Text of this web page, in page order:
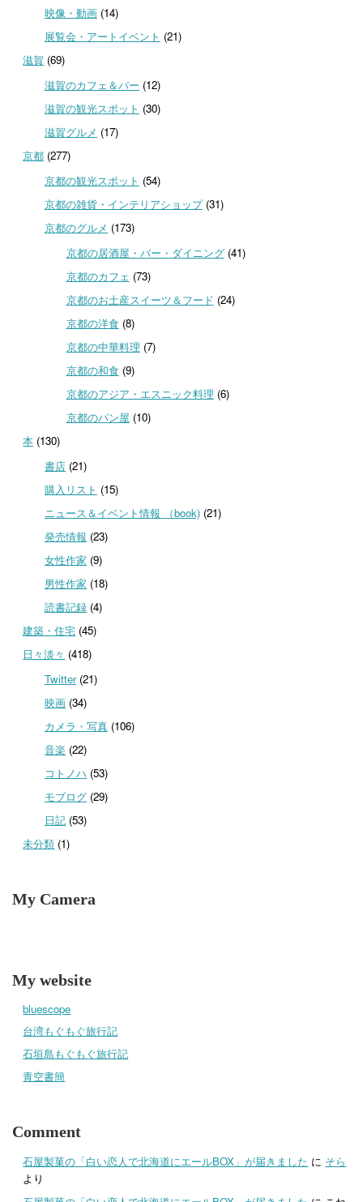
映像・動画(14)
展覧会・アートイベント (21)
滋賀 (69)
滋賀のカフェ＆バー (12)
滋賀の観光スポット (30)
滋賀グルメ (17)
京都 (277)
京都の観光スポット (54)
京都の雑貨・インテリアショップ(31)
京都のグルメ (173)
京都の居酒屋・バー・ダイニング(41)
京都のカフェ (73)
京都のお土産スイーツ＆フード (24)
京都の洋食 (8)
京都の中華料理 (7)
京都の和食 (9)
京都のアジア・エスニック料理 (6)
京都のパン屋 (10)
本 (130)
書店(21)
購入リスト (15)
ニュース＆イベント情報 （book)(21)
発売情報 (23)
女性作家 (9)
男性作家 (18)
読書記録(4)
建築・住宅 (45)
日々淡々 (418)
Twitter(21)
映画(34)
カメラ・写真(106)
音楽 (22)
コトノハ (53)
モブログ(29)
日記(53)
未分類 (1)
My Camera
My website
bluescope
台湾もぐもぐ旅行記
石垣島もぐもぐ旅行記
青空書簡
Comment
石屋製菓の「白い恋人で北海道にエールBOX」が届きました に そら
より